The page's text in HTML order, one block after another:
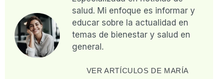
salud. Mi enfoque es informar y
educar sobre la actualidad en
temas de bienestar y salud en
general.
VER ARTÍCULOS DE MARÍA